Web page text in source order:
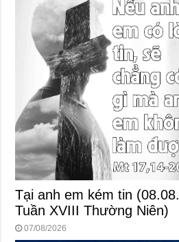
Tại anh em kém tin
Tuần XVIII Thường Niên)
07/08/2026